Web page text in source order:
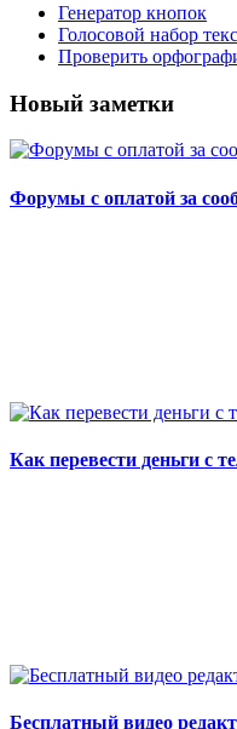
Генератор кнопок
Голосовой набор
Проверить
Новый заметки
Форумы с оплатой за
Как перевести деньги с
Бесплатный видео